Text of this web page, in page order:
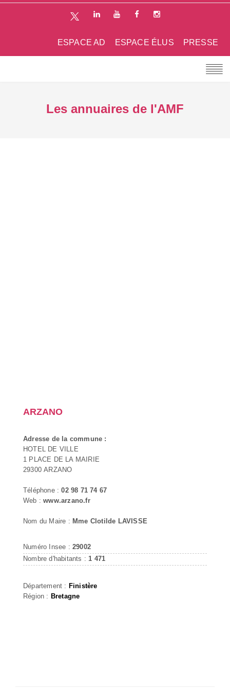
PRESSE
ESPACE ÉLUS
ESPACE AD
Les annuaires de l'AMF
ARZANO
Adresse de la commune :
HOTEL DE VILLE
1 PLACE DE LA MAIRIE
29300 ARZANO
Téléphone :02 98 71 74 67
Web :www.arzano.fr
Nom du Maire : Mme Clotilde LAVISSE
Numéro Insee : 29002
Nombre d'habitants : 1 471
Département : Finistère
Région : Bretagne